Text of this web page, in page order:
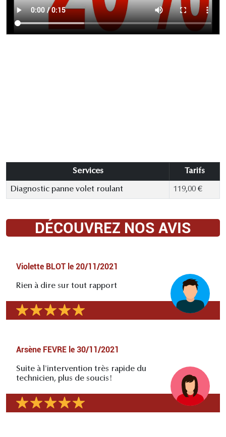
Services Tarifs
Diagnostic panne volet roulant 119,00 €
DÉCOUVREZ NOS AVIS
Violette BLOT le 20/11/2021
Rien à dire sur tout rapport
Arsène FEVRE le 30/11/2021
Suite à l'intervention très rapide du
technicien, plus de soucis!